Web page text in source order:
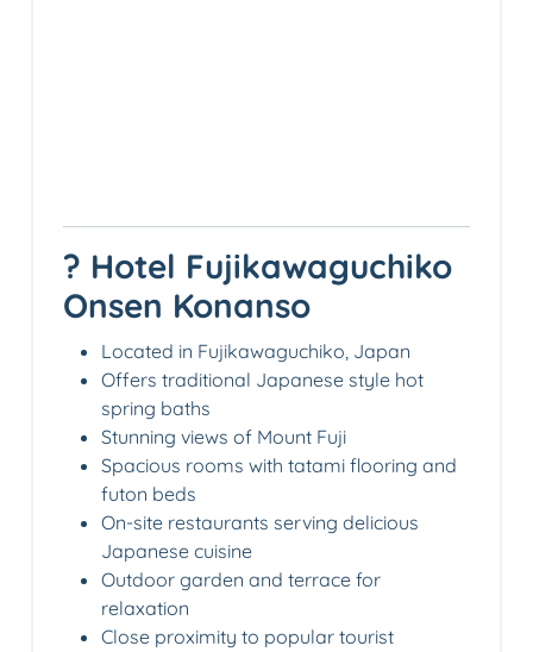
? Hotel Fujikawaguchiko
Onsen Konanso
Located in Fujikawaguchiko, Japan
Offers traditional Japanese style hot
spring baths
Stunning views of Mount Fuji
Spacious rooms with tatami flooring and
futon beds
On-site restaurants serving delicious
Japanese cuisine
Outdoor garden and terrace for
relaxation
Close proximity to popular tourist